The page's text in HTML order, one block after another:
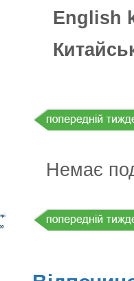
English
Немає